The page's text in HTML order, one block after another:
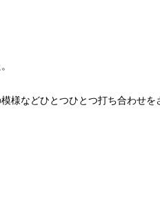
様などひとつひとつ打ち合わせを